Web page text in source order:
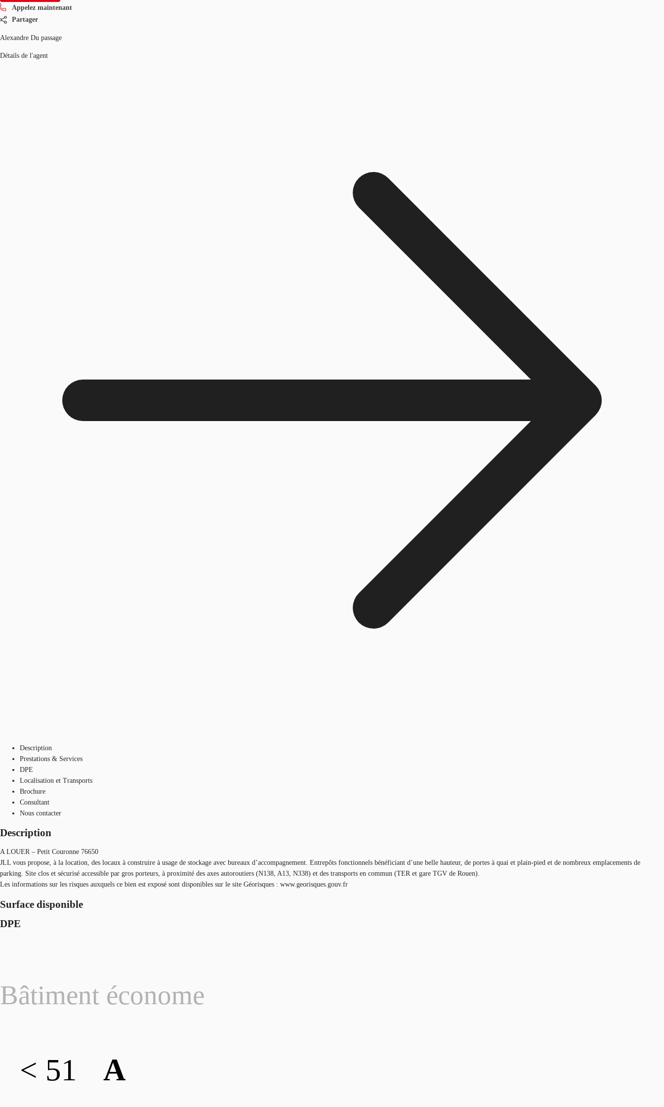
Appelez maintenant
Partager
Alexandre Du passage
Détails de l'agent
Description
Prestations & Services
DPE
Localisation et Transports
Brochure
Consultant
Nous contacter
Description
A LOUER – Petit Couronne 76650
JLL vous propose, à la location, des locaux à construire à usage de stockage avec bureaux d’accompagnement. Entrepôts fonctionnels bénéficiant d’une belle hauteur, de portes à quai et plain-pied et de nombreux emplacements de
parking. Site clos et sécurisé accessible par gros porteurs, à proximité des axes autoroutiers (N138, A13, N338) et des transports en commun (TER et gare TGV de Rouen).
Les informations sur les risques auxquels ce bien est exposé sont disponibles sur le site Géorisques : www.georisques.gouv.fr
Surface disponible
DPE
Bâtiment économe
A
< 51